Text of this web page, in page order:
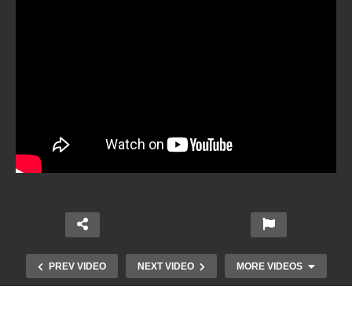
PREV VIDEO NEXT VIDEO MORE VIDEOS